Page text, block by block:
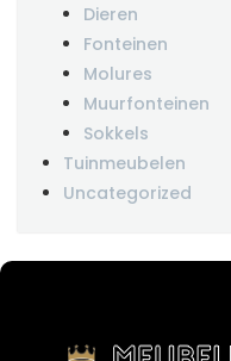
Dieren
Fonteinen
Molures
Muurfonteinen
Sokkels
Tuinmeubelen
Uncategorized